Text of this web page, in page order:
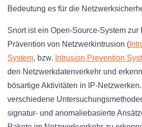
Bedeutung es für die
Snort ist ein Open-Source-System zur
Prävention von Netzwerkintrusion (
System, bzw. Intrusion Prevention
den Netzwerkdatenverkehr und
bösartige Aktivitäten in IP-
verschiedene
signatur- und anomaliebasierte